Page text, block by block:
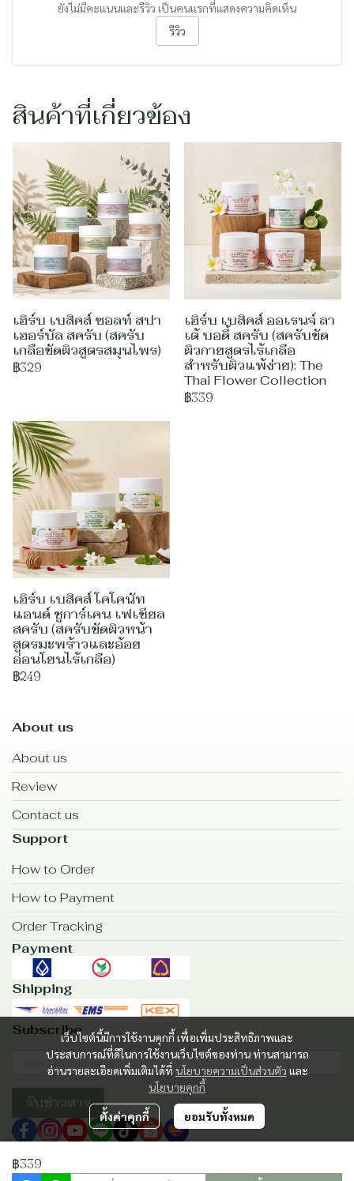
ยังไม่มีคะแนนและรีวิว เป็นคนแรกที่แสดงความคิดเห็น
รีวิว
สินค้าที่เกี่ยวข้อง
เฮิร์บ เบสิคส์ ซอลท์ สปา
เฮอร์บัล สครับ (สครับ
เกลือขัดผิวสูตรสมุนไพร)
฿329
เฮิร์บ เบสิคส์ ออเรนจ์ ลา
เต้ บอดี้ สครับ (สครับขัด
ผิวกายสูตรไร้เกลือ
สำหรับผิวแพ้ง่าย): The
Thai Flower Collection
฿339
เฮิร์บ เบสิคส์ โคโคนัท
แอนด์ ชูการ์เคน เฟเชียล
สครับ (สครับขัดผิวหน้า
สูตรมะพร้าวและอ้อย
อ่อนโยนไร้เกลือ)
฿249
฿339
เว็บไซต์นี้มีการใช้งานคุกกี้ เพื่อเพิ่มประสิทธิภาพและ
ประสบการณ์ที่ดีในการใช้งานเว็บไซต์ของท่าน ท่านสามารถ
อ่านรายละเอียดเพิ่มเติมได้ที่ นโยบายความเป็นส่วนตัว และ
นโยบายคุกกี้
ตั้งค่าคุกกี้ ยอมรับทั้งหมด
About us
About us
Review
Contact us
Support
How to Order
How to Payment
Order Tracking
Payment
Shipping
Subscribe
รับข่าวสาร